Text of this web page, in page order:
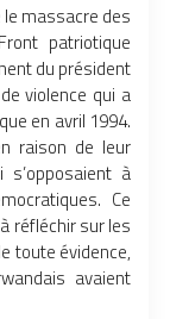
le massacre des
patriotique
du président
violence qui a
en avril 1994.
raison de leur
à
Ce
réfléchir sur les
toute évidence,
avaient